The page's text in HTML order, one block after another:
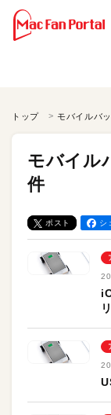
トップ
モバイル
件
ポスト シ